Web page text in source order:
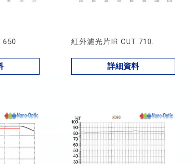
650. 紅外濾光片IR CUT 710.
詳細資料